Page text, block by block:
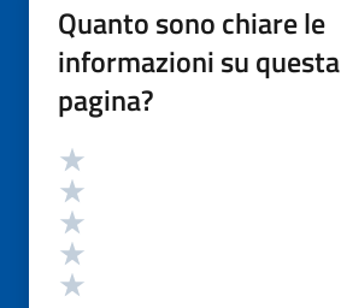
Quanto sono chiare le
informazioni su questa
pagina?
Valutazione